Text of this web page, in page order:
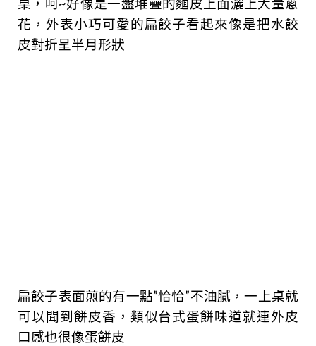
桌，呵~好像是一盤堆疊的麵皮上面灑上大量蔥
花，外表小巧可愛的扁餃子看起來像是把水餃
皮對折呈半月形狀
扁餃子表面煎的有一點”恰恰”不油膩，一上桌就
可以聞到餅皮香，類似台式蛋餅味道就連外皮
口感也很像蛋餅皮